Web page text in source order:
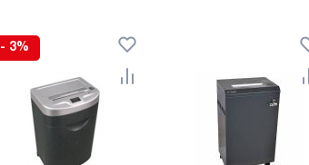
- 3%